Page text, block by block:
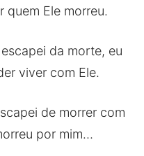
quem Ele morreu.
da morte, eu
viver com Ele.
de morrer com
por mim…